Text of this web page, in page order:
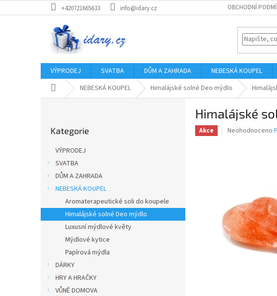
na
+420721665633 info@idary.cz OBCHODNÍ
VÝPRODEJ SVATBA DŮM A ZAHRADA NEBESKÁ KOUPEL
Domů NEBESKÁ KOUPEL Himalájské solné Deo mýdlo
a
n
kategorie
Kategorie
VÝPRODEJ
SVATBA
DŮM A ZAHRADA
NEBESKÁ KOUPEL
Aromaterapeutické soli do koupele
Himalájské solné Deo mýdlo
Luxusní mýdlové květy
Mýdlové kytice
Papírová mýdla
DÁRKY
HRY A HRAČKY
VŮNĚ DOMOVA
Himalájské
Akce
Průměrné
Neohodnoceno